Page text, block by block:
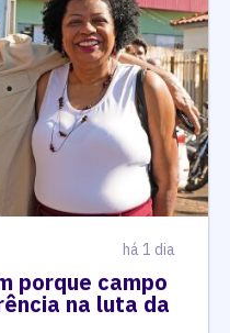
há 1 dia
porque campo
na luta da